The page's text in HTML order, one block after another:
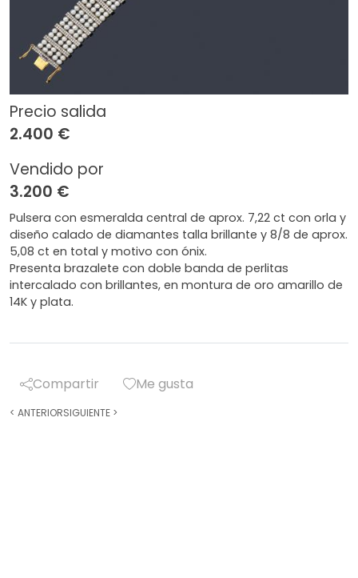
Precio salida
2.400 €
Vendido por
3.200 €
Pulsera con esmeralda central de aprox. 7,22 ct con orla y
diseño calado de diamantes talla brillante y 8/8 de aprox.
5,08 ct en total y motivo con ónix.
Presenta brazalete con doble banda de perlitas
intercalado con brillantes, en montura de oro amarillo de
14K y plata.
Compartir Me gusta
< ANTERIORSIGUIENTE >